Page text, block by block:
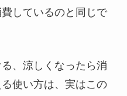
しているのと同じで
、涼しくなったら消
使い方は、実はこの